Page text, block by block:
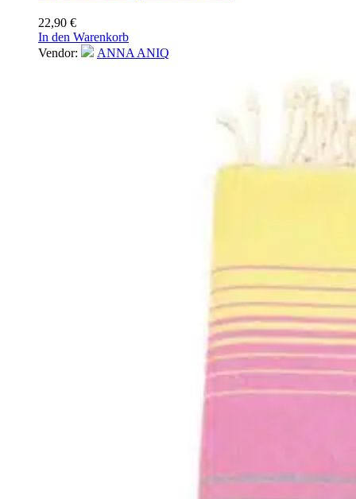
22,90 €
In den Warenkorb
Vendor:
ANNA ANIQ